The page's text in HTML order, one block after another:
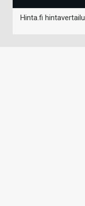
Hinta.fi hintavertailu